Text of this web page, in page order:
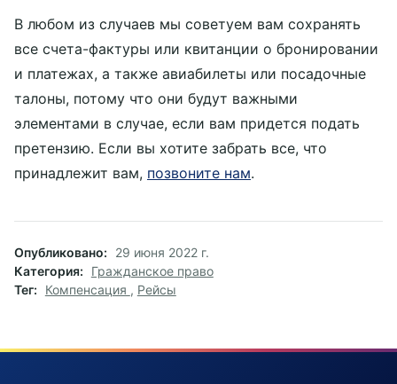
В любом из случаев мы советуем вам сохранять
все счета-фактуры или квитанции о бронировании
и платежах, а также авиабилеты или посадочные
талоны, потому что они будут важными
элементами в случае, если вам придется подать
претензию. Если вы хотите забрать все, что
принадлежит вам, позвоните нам.
Опубликовано
29 июня 2022 г.
Категория
Гражданское право
Тег
Компенсация , Рейсы